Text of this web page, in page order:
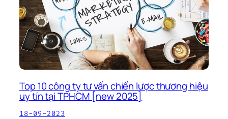
Top 10 công ty tư vấn chiến lược thương hiệu
uy tín tại TPHCM [new 2025]
18-09-2023